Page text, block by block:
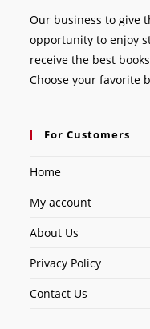
Our business to give
opportunity to enjoy
receive the best
Choose your favorite
For Customers
Home
My account
About Us
Privacy Policy
Contact Us